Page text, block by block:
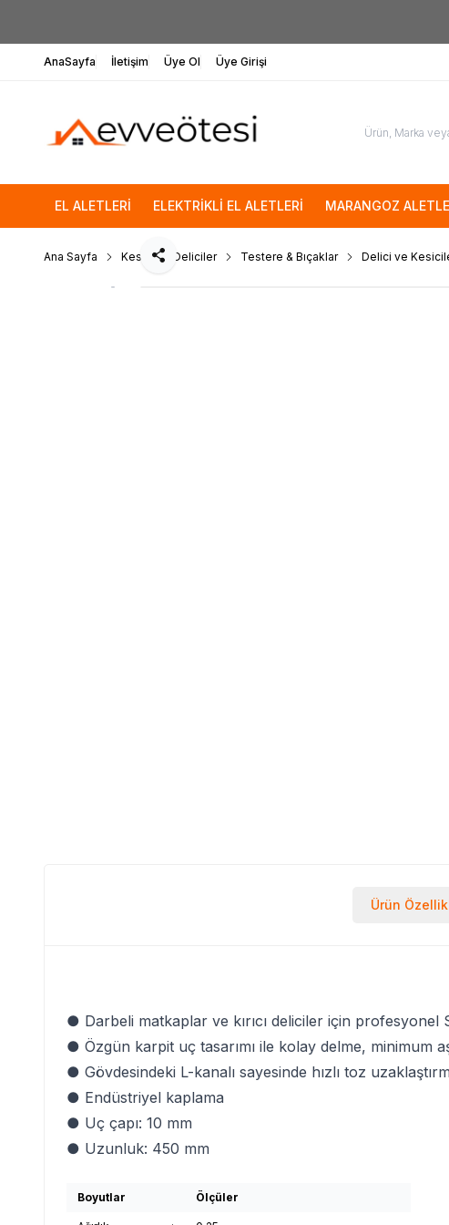
AnaSayfa İletişim Üye Ol Üye Girişi
EL ALETLERİ ELEKTRİKLİ EL ALETLERİ MARANGOZ
Ana Sayfa Kesici ve Deliciler Testere & Bıçaklar Delici ve
Paylaş
Ürün
● Darbeli matkaplar ve kırıcı deliciler için profesyonel
● Özgün karpit uç tasarımı ile kolay delme, minimum
● Gövdesindeki L-kanalı sayesinde hızlı toz
● Endüstriyel kaplama
● Uç çapı: 10 mm
● Uzunluk: 450 mm
Boyutlar Ölçüler